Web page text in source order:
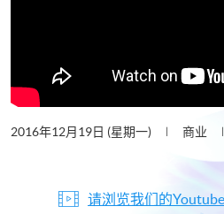
2016年12月19日 (星期一) 商业
请浏览我们的